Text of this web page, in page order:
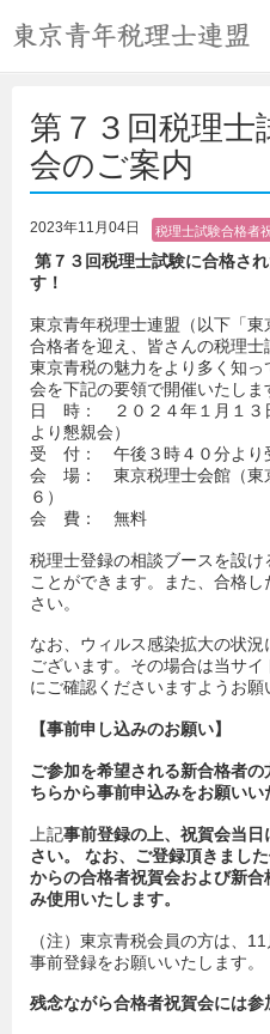
第７３回税理士
会のご案内
2023年11月04日
税理士試験合格者
賀会
第７３回税理士試験に合格さ
す！
東京青年税理士連盟（以下「
合格者を迎え、皆さんの税理
東京青税の魅力をより多く知
会を下記の要領で開催いたしま
日 時： ２０２４年１月１３
より懇親会）
受 付： 午後３時４０分より
会 場： 東京税理士会館（東
６）
会 費： 無料
税理士登録の相談ブースを設け
ことができます。また、合格
さい。
なお、ウィルス感染拡大の状
ございます。その場合は当サ
にご確認くださいますようお願
【事前申し込みのお願い】
ご参加を希望される新合格者
ちらから事前申込みをお願いい
上記事前登録の上、祝賀会当
さい。 なお、ご登録頂きまし
からの合格者祝賀会および新
み使用いたします。
（注）東京青税会員の方は、
事前登録をお願いいたします。
残念ながら合格者祝賀会には